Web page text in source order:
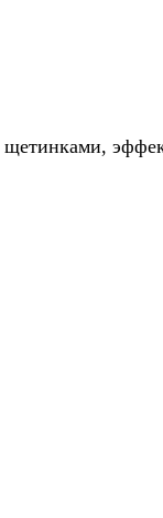
щетинками,